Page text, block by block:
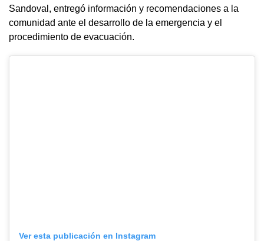
Sandoval, entregó información y recomendaciones a la
comunidad ante el desarrollo de la emergencia y el
procedimiento de evacuación.
Ver esta publicación en Instagram